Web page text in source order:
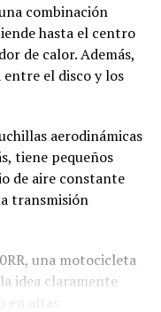
combinación
hasta el centro
de calor. Además,
el disco y los
aerodinámicas
tiene pequeños
de aire constante
transmisión
una motocicleta
idea claramente